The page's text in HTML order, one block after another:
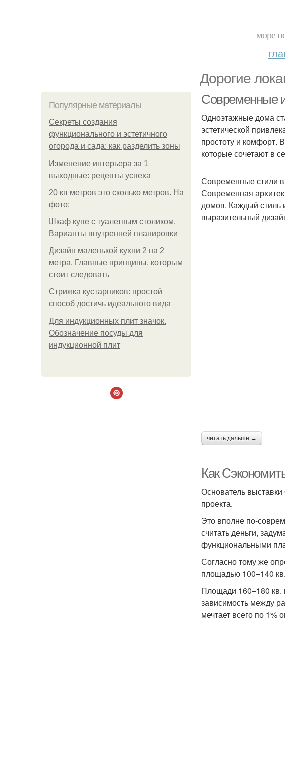
море
Дорогие
Популярные материалы
Секреты создания
функционального и эстетичного
огорода и сада: как разделить зоны
Изменение интерьера за 1
выходные: рецепты успеха
20 кв метров это сколько метров. На
фото:
Шкаф купе с туалетным столиком.
Варианты внутренней планировки
Дизайн маленькой кухни 2 на 2
метра. Главные принципы, которым
стоит следовать
Стрижка кустарников: простой
способ достичь идеального вида
Для индукционных плит значок.
Обозначение посуды для
индукционной плит
Современные
Одноэтажные дома
эстетической
простоту и комфорт.
которые сочетают в
Современные стили
Современная
домов. Каждый стиль
выразительный
читать дальше →
Как
Основатель
проекта.
Это вполне по-
считать деньги,
функциональными
Согласно тому же
площадью 100–140
Площади 160–180
зависимость между
мечтает всего по 1%